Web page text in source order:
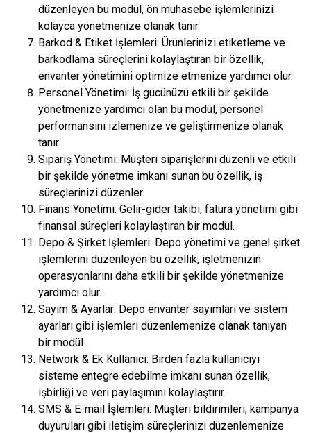
düzenleyen bu modül, ön muhasebe işlemlerinizi
kolayca yönetmenize olanak tanır.
Barkod & Etiket İşlemleri: Ürünlerinizi etiketleme ve
barkodlama süreçlerini kolaylaştıran bir özellik,
envanter yönetimini optimize etmenize yardımcı olur.
Personel Yönetimi: İş gücünüzü etkili bir şekilde
yönetmenize yardımcı olan bu modül, personel
performansını izlemenize ve geliştirmenize olanak
tanır.
Sipariş Yönetimi: Müşteri siparişlerini düzenli ve etkili
bir şekilde yönetme imkanı sunan bu özellik, iş
süreçlerinizi düzenler.
Finans Yönetimi: Gelir-gider takibi, fatura yönetimi gibi
finansal süreçleri kolaylaştıran bir modül.
Depo & Şirket İşlemleri: Depo yönetimi ve genel şirket
işlemlerini düzenleyen bu özellik, işletmenizin
operasyonlarını daha etkili bir şekilde yönetmenize
yardımcı olur.
Sayım & Ayarlar: Depo envanter sayımları ve sistem
ayarları gibi işlemleri düzenlemenize olanak tanıyan
bir modül.
Network & Ek Kullanıcı: Birden fazla kullanıcıyı
sisteme entegre edebilme imkanı sunan özellik,
işbirliği ve veri paylaşımını kolaylaştırır.
SMS & E-mail İşlemleri: Müşteri bildirimleri, kampanya
duyuruları gibi iletişim süreçlerinizi düzenlemenize